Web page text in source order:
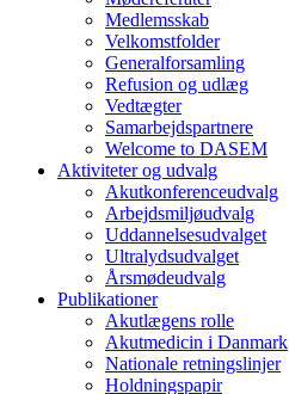
Medlemsskab
Velkomstfolder
Generalforsamling
Refusion og udlæg
Vedtægter
Samarbejdspartnere
Welcome to DASEM
Aktiviteter og udvalg
Akutkonferenceudvalg
Arbejdsmiljøudvalg
Uddannelsesudvalget
Ultralydsudvalget
Årsmødeudvalg
Publikationer
Akutlægens rolle
Akutmedicin i Danmark
Nationale retningslinjer
Holdningspapir